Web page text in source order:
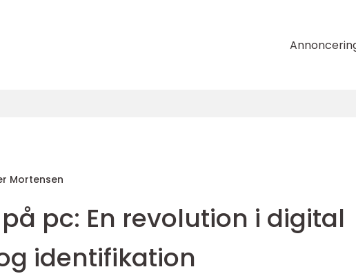
Mortensen
pc: En revolution i digital
identifikation